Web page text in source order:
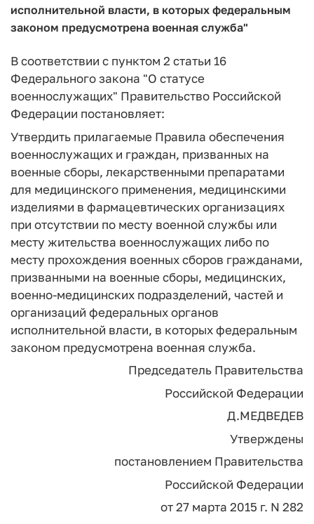
исполнительной власти, в которых федеральным
законом предусмотрена военная служба"
В соответствии с пунктом 2 статьи 16
Федерального закона "О статусе
военнослужащих" Правительство Российской
Федерации постановляет:
Утвердить прилагаемые Правила обеспечения
военнослужащих и граждан, призванных на
военные сборы, лекарственными препаратами
для медицинского применения, медицинскими
изделиями в фармацевтических организациях
при отсутствии по месту военной службы или
месту жительства военнослужащих либо по
месту прохождения военных сборов гражданами,
призванными на военные сборы, медицинских,
военно-медицинских подразделений, частей и
организаций федеральных органов
исполнительной власти, в которых федеральным
законом предусмотрена военная служба.
Председатель Правительства
Российской Федерации
Д.МЕДВЕДЕВ
Утверждены
постановлением Правительства
Российской Федерации
от 27 марта 2015 г. N 282